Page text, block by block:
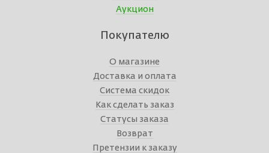
Аукцион
Покупателю
О магазине
Доставка и оплата
Система скидок
Как сделать заказ
Статусы заказа
Возврат
Претензии к заказу